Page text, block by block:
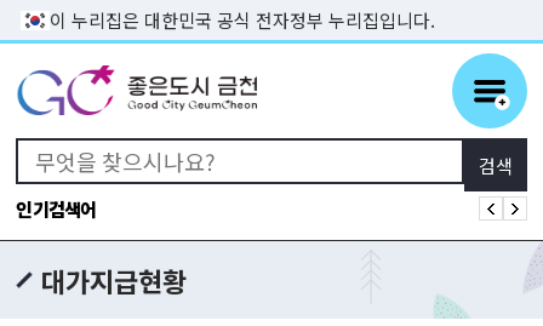
본문 바로가기
이 누리집은 대한민국 공식 전자정부 누리집입니다.
인기검색어
대가지급현황